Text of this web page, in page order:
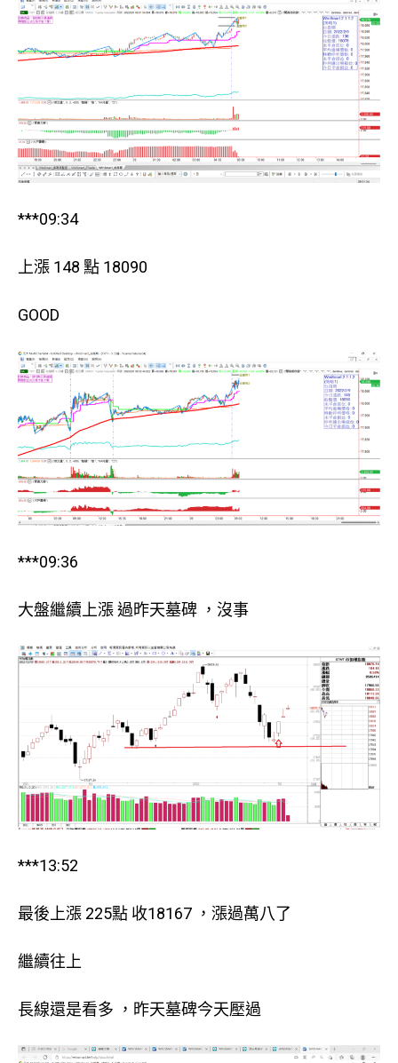
***09:34
上漲 148 點 18090
GOOD
***09:36
大盤繼續上漲 過昨天墓碑 ，沒事
***13:52
最後上漲 225點 收18167 ，漲過萬八了
繼續往上
長線還是看多 ，昨天墓碑今天壓過